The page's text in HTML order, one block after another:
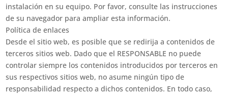
instalación en su equipo. Por favor, consulte las instrucciones
de su navegador para ampliar esta información.
Política de enlaces
Desde el sitio web, es posible que se redirija a contenidos de
terceros sitios web. Dado que el RESPONSABLE no puede
controlar siempre los contenidos introducidos por terceros en
sus respectivos sitios web, no asume ningún tipo de
responsabilidad respecto a dichos contenidos. En todo caso,